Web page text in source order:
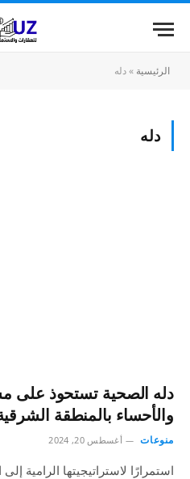
الرئيسية »دله
دله
دله الصحية تستحوذ على
والأحساء بالمنطقة
منوعات أغسطس 20, 2024
استمرارًا لاستراتيجيتها الرامية